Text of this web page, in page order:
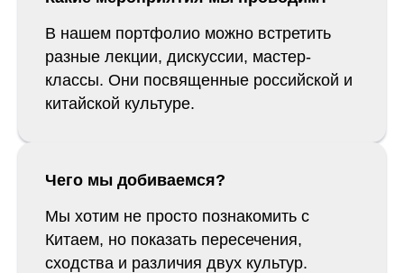
В нашем портфолио можно встретить
разные лекции, дискуссии, мастер-
классы. Они посвященные российской и
китайской культуре.
Чего мы добиваемся?
Мы хотим не просто познакомить с
Китаем, но показать пересечения,
сходства и различия двух культур.